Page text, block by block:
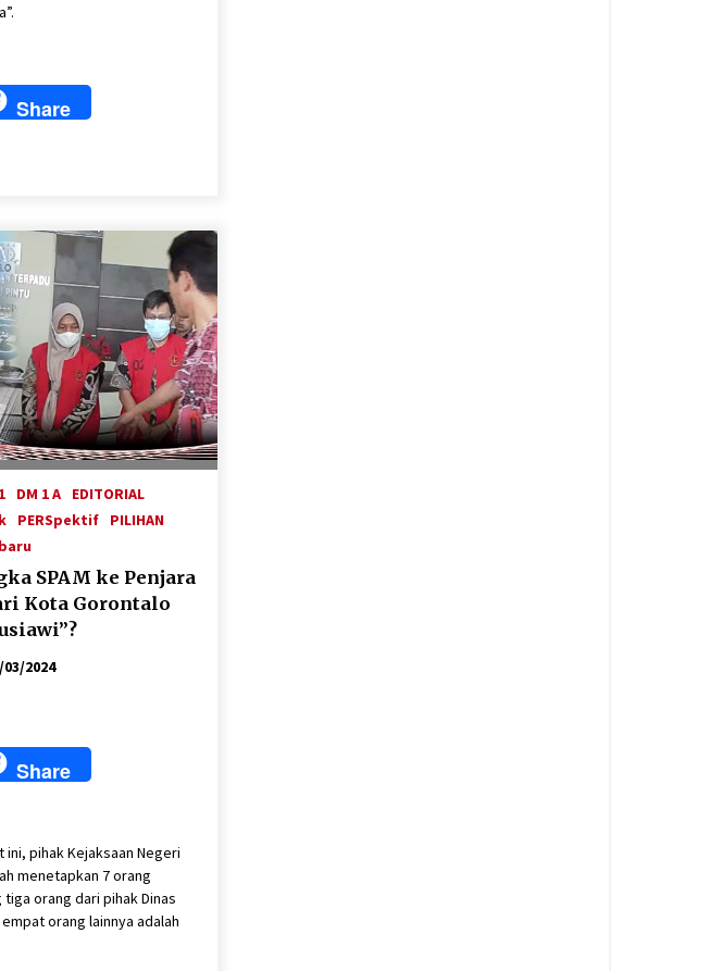
Share
DM 1 A
EDITORIAL
PERSpektif
PILIHAN
SPAM ke Penjara
Kota Gorontalo
2024
Share
ini, pihak Kejaksaan Negeri
menetapkan 7 orang
orang dari pihak Dinas
orang lainnya adalah